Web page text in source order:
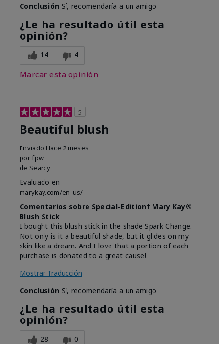
Conclusión Sí, recomendaría a un amigo
¿Le ha resultado útil esta
opinión?
14 4
Marcar esta opinión
5
Beautiful blush
Enviado Hace 2 meses
porfpw
de Searcy
Evaluado en
marykay.com/en-us/
Comentarios sobre Special-Edition† Mary Kay®
Blush Stick
I bought this blush stick in the shade Spark Change.
Not only is it a beautiful shade, but it glides on my
skin like a dream. And I love that a portion of each
purchase is donated to a great cause!
Mostrar Traducción
Conclusión Sí, recomendaría a un amigo
¿Le ha resultado útil esta
opinión?
28 0